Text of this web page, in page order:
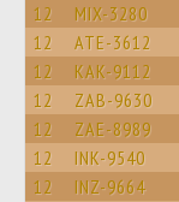
12 MIX-3280
12 ATE-3612
12 KAK-9112
12 ZAB-9630
12 ZAE-8989
12 INK-9540
12 INZ-9664